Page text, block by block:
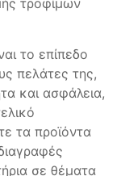
το επίπεδο
πελάτες της,
και ασφάλεια,
τα προϊόντα
σε θέματα